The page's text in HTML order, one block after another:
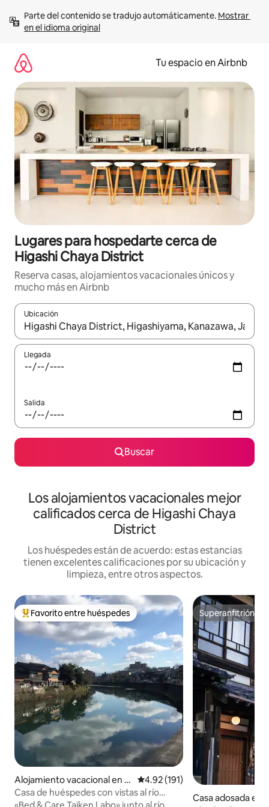
contenido
Parte del contenido se tradujo automáticamente. Mostrar
en el idioma original
Tu espacio en Airbnb
Lugares para hospedarte cerca de
Higashi Chaya District
Reserva casas, alojamientos vacacionales únicos y
mucho más en Airbnb
Ubicación
Cuando los resultados estén disponibles, podrás navegar
Llegada
Salida
Buscar
Los alojamientos vacacionales mejor
calificados cerca de Higashi Chaya
District
Los huéspedes están de acuerdo: estas estancias
tienen excelentes calificaciones por su ubicación y
limpieza, entre otros aspectos.
De los mejores en Favorito entre huéspedes
Favorito entre huéspedes
Alojamiento vacacional en K
anazawa
Calificación promedio: 4.92 de
4.92 (191)
Casa de huéspedes con vistas al río
Kanzawa. Se puede disfrutar tanto con
«Bed & Care Taiken Labo» junto al río
Superanfitrión
Superanfitrión
Casa adosada en